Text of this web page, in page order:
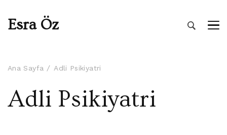
Esra Öz
Ana Sayfa Adli Psikiyatri
Adli Psikiyatri